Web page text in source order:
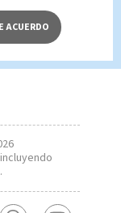
ACUERDO